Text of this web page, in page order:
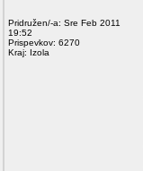
Pridružen/-a: Sre Feb 2011
19:52
Prispevkov: 6270
Kraj: Izola